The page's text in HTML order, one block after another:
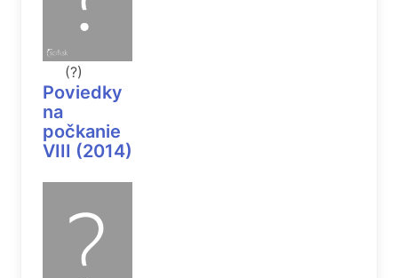
(?)
Poviedky
na
počkanie
VIII (2014)